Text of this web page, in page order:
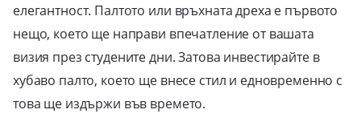
елегантност. Палтото или връхната дреха е първото
нещо, което ще направи впечатление от вашата
визия през студените дни. Затова инвестирайте в
хубаво палто, което ще внесе стил и едновременно с
това ще издържи във времето.